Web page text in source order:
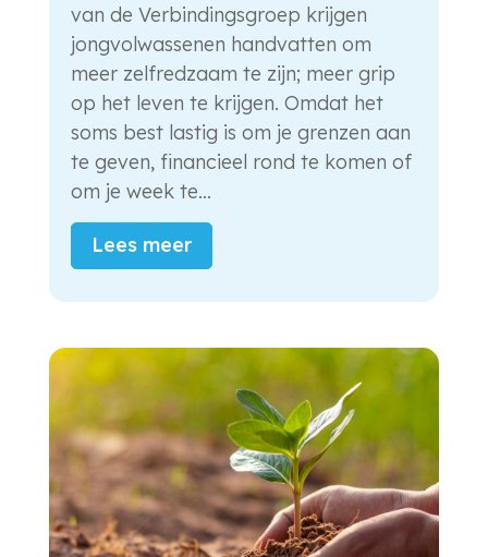
van de Verbindingsgroep krijgen
jongvolwassenen handvatten om
meer zelfredzaam te zijn; meer grip
op het leven te krijgen. Omdat het
soms best lastig is om je grenzen aan
te geven, financieel rond te komen of
om je week te...
Lees meer